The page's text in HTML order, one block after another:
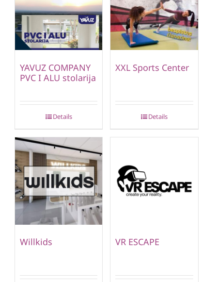
YAVUZ COMPANY
PVC I ALU stolarija
Details
XXL Sports Center
Details
Willkids VR ESCAPE